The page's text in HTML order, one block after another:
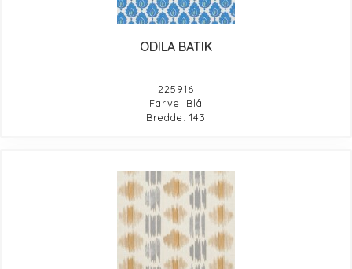
ODILA BATIK
225916
Farve: Blå
Bredde: 143